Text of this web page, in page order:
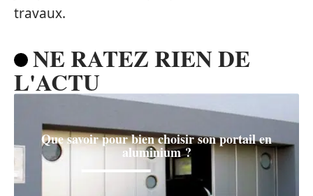
travaux.
NE RATEZ RIEN DE
L'ACTU
Que savoir pour bien choisir son portail en
aluminium ?